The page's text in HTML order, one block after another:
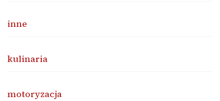
inne
kulinaria
motoryzacja